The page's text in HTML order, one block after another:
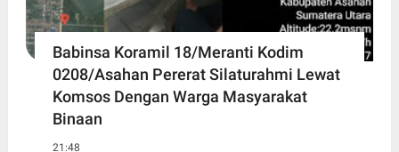
Babinsa Koramil 18/Meranti Kodim
0208/Asahan Pererat Silaturahmi Lewat
Komsos Dengan Warga Masyarakat
Binaan
21:48